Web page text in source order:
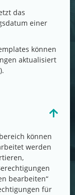
das
einer
können
aktualisiert
können
werden
bearbeiten“
für